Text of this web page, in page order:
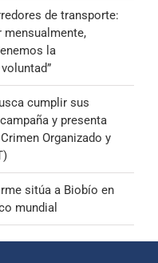
de transporte:
mensualmente,
la
cumplir sus
y presenta
Organizado y
sitúa a Biobío en
mundial